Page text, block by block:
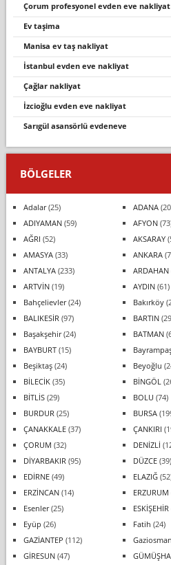
çorum profesyonel evden eve nakli̇yat
ev taşima
manisa ev taş nakliyat
i̇stanbul evden eve nakli̇yat
çağlar nakliyat
i̇zcioğlu evden eve nakliyat
sarigül asansörlü evdeneve
BÖLGELER
Adalar(25) ADANA
ADIYAMAN(59) AFYON
AĞRI (52) AKSARAY
AMASYA(33) ANKARA
ANTALYA(233) ARDAHAN
ARTVİN(19) AYDIN(61)
Bahçelievler(24) Bakırköy
BALIKESİR (97) BARTIN
Başakşehir(24) BATMAN
BAYBURT(15)
Beşiktaş(24) Beyoğlu
BİLECİK(35) BİNGÖL
BİTLİS(29) BOLU (74)
BURDUR (25) BURSA
ÇANAKKALE(37) ÇANKIRI
ÇORUM (32) DENİZLİ
DİYARBAKIR (95) DÜZCE(39)
EDİRNE(49) ELAZIĞ
ERZİNCAN(14) ERZURUM
Esenler(25) ESKİŞEHİR
Eyüp (26) Fatih (24)
GAZİANTEP (112)
GİRESUN(47)